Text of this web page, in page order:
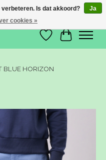
Verlanglijst
BLUE HORIZON
Items
Is dat akkoord?
Ja
cookies »